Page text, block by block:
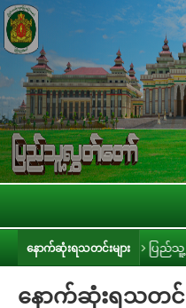
နောက်ဆုံးရသတင်းများ
ပြည်သူ့လွှတ်တော် လူငယ်၊ အမျိုးသ
နောက်ဆုံးရသတင်း